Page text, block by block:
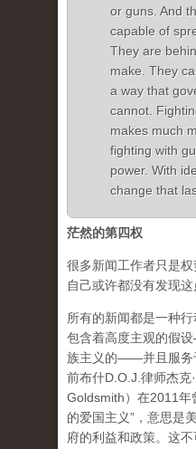
or guns. And
capable of
They are
make. They
a way that
cannot.
makes much
fighting with
power. With
change that
茫然的第四权
很多新闻工作者只是
自己或许都没有发现这
所有的新闻都是一种
包含着高度主观的假
族主义的——并且服务
前布什D.O.J.律师杰克
Goldsmith）在2011年
的爱国主义”，意思是
府的利益和政策。这